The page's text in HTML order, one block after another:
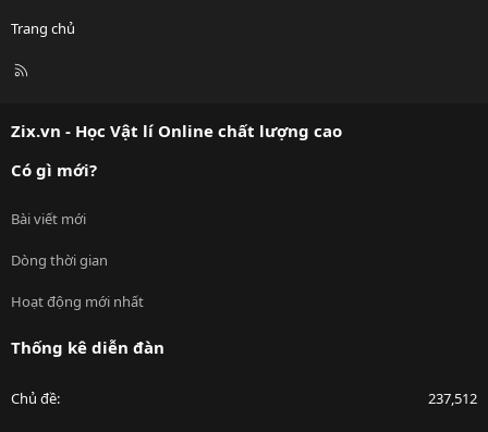
Trang chủ
R
Zix.vn - Học Vật lí Online chất lượng cao
Có gì mới?
Bài viết mới
Dòng thời gian
Hoạt động mới nhất
Thống kê diễn đàn
Chủ đề 237,512